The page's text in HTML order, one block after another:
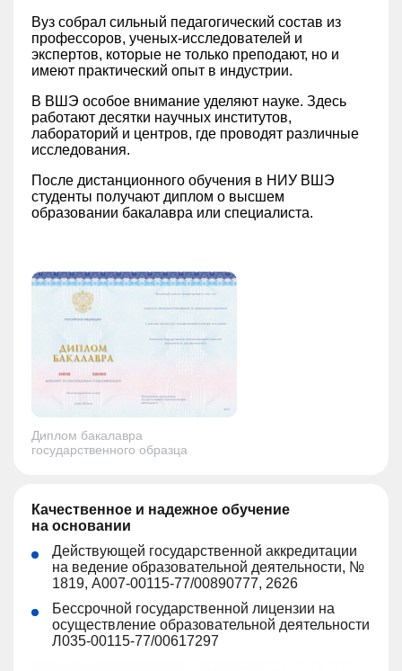
Вуз собрал сильный педагогический состав из
профессоров, ученых-исследователей и
экспертов, которые не только преподают, но и
имеют практический опыт в индустрии.
В ВШЭ особое внимание уделяют науке. Здесь
работают десятки научных институтов,
лабораторий и центров, где проводят различные
исследования.
После дистанционного обучения в НИУ ВШЭ
студенты получают диплом о высшем
образовании бакалавра или специалиста.
Диплом бакалавра
государственного образца
Качественное и надежное обучение
на основании
Действующей государственной аккредитации
на ведение образовательной деятельности, №
1819, А007-00115-77/00890777, 2626
Бессрочной государственной лицензии на
осуществление образовательной деятельности
Л035-00115-77/00617297